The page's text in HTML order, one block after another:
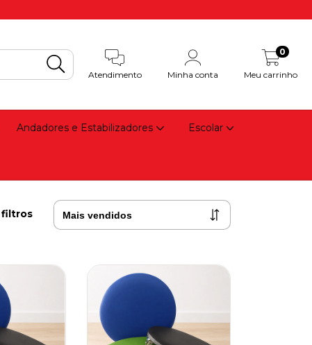
Atendimento Minha conta Meu carrinho
0
Andadores e Estabilizadores Escolar
filtros